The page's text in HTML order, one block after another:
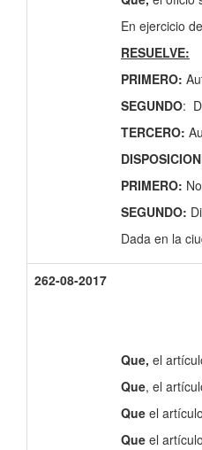
En ejercicio
RESUELVE:
PRIMERO:
SEGUNDO:
TERCERO:
PRIMERO:
SEGUNDO:
Dada en la
262-08-2017
Que, el
Que, el
Que el
Que el